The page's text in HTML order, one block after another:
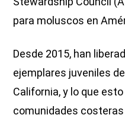
para moluscos en
Desde 2015, han
ejemplares juveniles
California, y lo que
comunidades